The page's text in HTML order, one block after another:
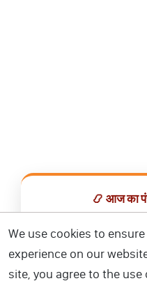
📿 आज का
📅 हिंदी
We use cookies to
experience on our
site, you agree to the